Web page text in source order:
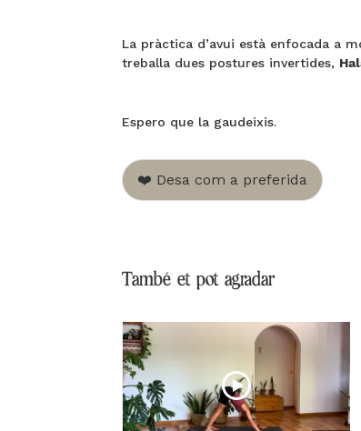
La pràctica d’avui està enfocada a
treballa dues postures invertides,
Espero que la gaudeixis.
❤️ Desa com a preferida
També et pot agradar